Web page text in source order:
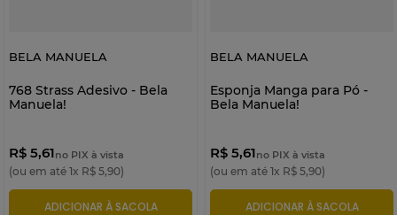
BELA MANUELA
768 Strass Adesivo - Bela
Manuela!
R$ 5,61no PIX à vista
(ou em até 1x R$ 5,90)
ADICIONAR À SACOLA
BELA MANUELA
Esponja Manga para Pó -
Bela Manuela!
R$ 5,61no PIX à vista
(ou em até 1x R$ 5,90)
ADICIONAR À SACOLA